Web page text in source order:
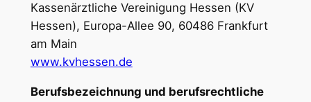
Kassenärztliche Vereinigung Hessen (KV
Hessen), Europa-Allee 90, 60486 Frankfurt
am Main
www.kvhessen.de
Berufsbezeichnung und berufsrechtliche